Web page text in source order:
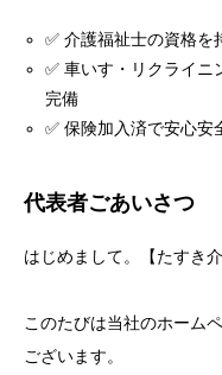
✅ 介護福祉士の資格を
✅ 車いす・リクライニ
完備
✅ 保険加入済で安心安
代表者ごあいさつ
はじめまして。【たすき
このたびは当社のホーム
ございます。